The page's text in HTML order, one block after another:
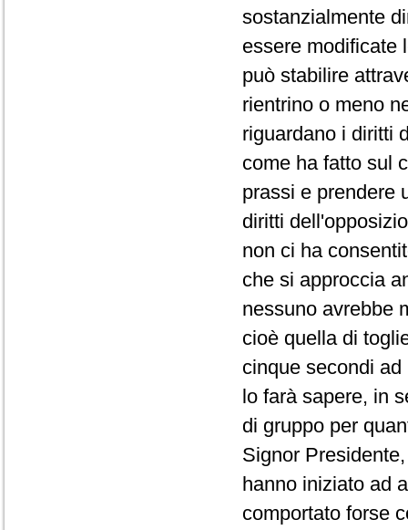
sostanzialmente
essere modificate
può stabilire
rientrino o meno
riguardano i diritti
come ha fatto sul
prassi e prendere
diritti
non ci ha
che si approccia
nessuno avrebbe
cioè quella di
cinque secondi
lo farà sapere, in
di gruppo per
Signor
hanno iniziato ad
comportato forse